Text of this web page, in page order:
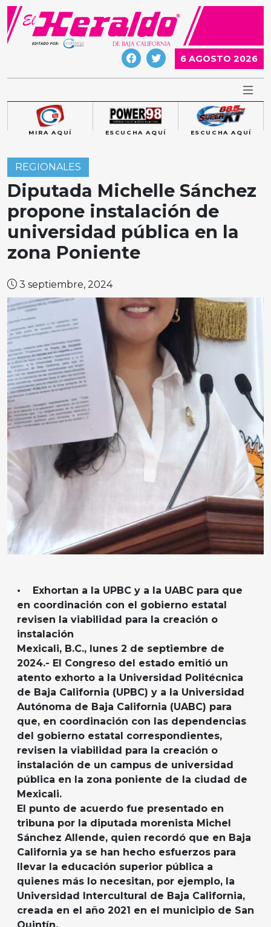
Skip
content
6 AGOSTO 2026
MIRA AQUÍ ESCUCHA AQUÍ ESCUCHA AQUÍ
REGIONALES
Diputada Michelle Sánchez
propone instalación de
universidad pública en la
zona Poniente
3 septiembre, 2024
• Exhortan a la UPBC y a la UABC para que
en coordinación con el gobierno estatal
revisen la viabilidad para la creación o
instalación
Mexicali, B.C., lunes 2 de septiembre de
2024.- El Congreso del estado emitió un
atento exhorto a la Universidad Politécnica
de Baja California (UPBC) y a la Universidad
Autónoma de Baja California (UABC) para
que, en coordinación con las dependencias
del gobierno estatal correspondientes,
revisen la viabilidad para la creación o
instalación de un campus de universidad
pública en la zona poniente de la ciudad de
Mexicali.
El punto de acuerdo fue presentado en
tribuna por la diputada morenista Michel
Sánchez Allende, quien recordó que en Baja
California ya se han hecho esfuerzos para
llevar la educación superior pública a
quienes más lo necesitan, por ejemplo, la
Universidad Intercultural de Baja California,
creada en el año 2021 en el municipio de San